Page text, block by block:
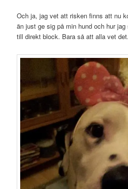
Och ja, jag vet att risken finns att nu
än just ge sig på min hund och hur
till direkt block. Bara så att alla vet det.